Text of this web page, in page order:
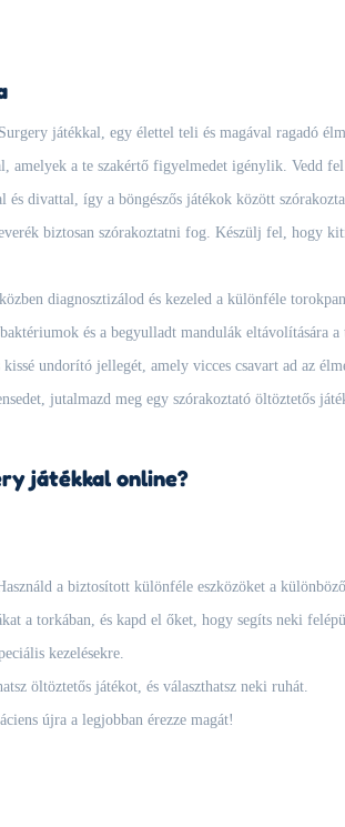
játékkal, egy élettel teli és magával ragadó
amelyek a te szakértő figyelmedet igénylik.
divattal, így a böngészős játékok között
biztosan szórakoztatni fog. Készülj fel, hogy
diagnosztizálod és kezeled a különféle
és a begyulladt mandulák eltávolítására a
undorító jellegét, amely vicces csavart ad az
jutalmazd meg egy szórakoztató öltöztetős
játékkal online?
a biztosított különféle eszközöket a
a torkában, és kapd el őket, hogy segíts neki
kezelésekre.
öltöztetős játékot, és választhatsz neki ruhát.
újra a legjobban érezze magát!